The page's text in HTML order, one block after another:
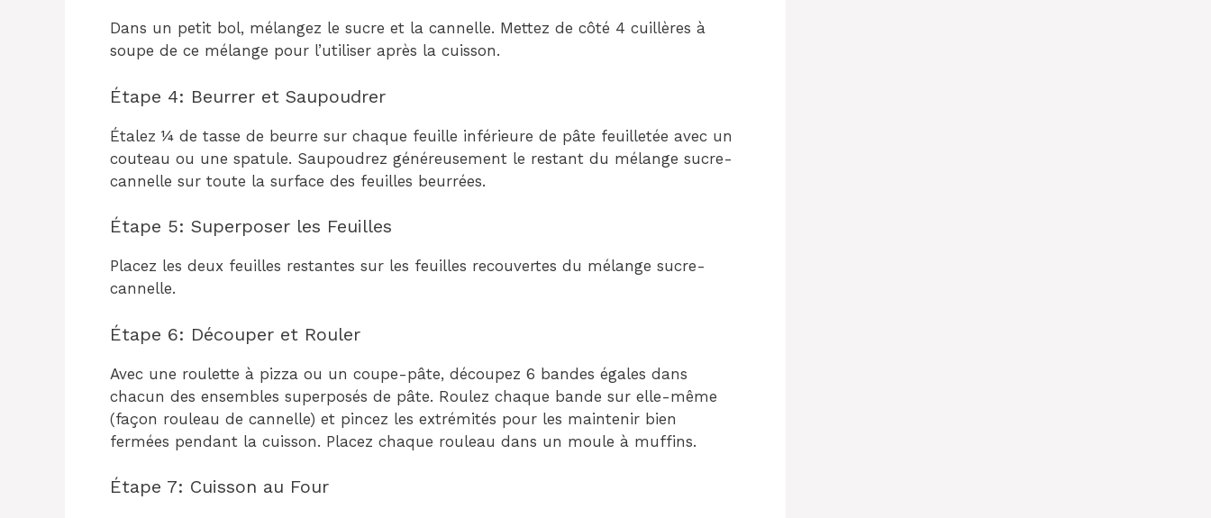
Dans un petit bol, mélangez le sucre et la cannelle. Mettez de côté 4 cuillères à
soupe de ce mélange pour l’utiliser après la cuisson.
Étape 4: Beurrer et Saupoudrer
Étalez ¼ de tasse de beurre sur chaque feuille inférieure de pâte feuilletée avec un
couteau ou une spatule. Saupoudrez généreusement le restant du mélange sucre-
cannelle sur toute la surface des feuilles beurrées.
Étape 5: Superposer les Feuilles
Placez les deux feuilles restantes sur les feuilles recouvertes du mélange sucre-
cannelle.
Étape 6: Découper et Rouler
Avec une roulette à pizza ou un coupe-pâte, découpez 6 bandes égales dans
chacun des ensembles superposés de pâte. Roulez chaque bande sur elle-même
(façon rouleau de cannelle) et pincez les extrémités pour les maintenir bien
fermées pendant la cuisson. Placez chaque rouleau dans un moule à muffins.
Étape 7: Cuisson au Four